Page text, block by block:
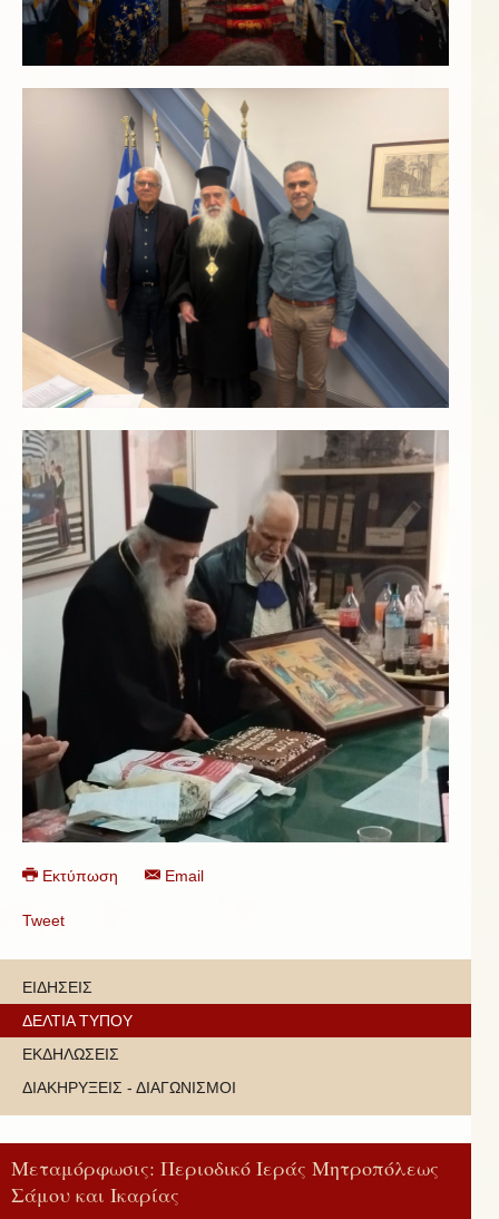
Εκτύπωση Email
Tweet
ΕΙΔΗΣΕΙΣ
ΔΕΛΤΙΑ ΤΥΠΟΥ
ΕΚΔΗΛΩΣΕΙΣ
ΔΙΑΚΗΡΥΞΕΙΣ - ΔΙΑΓΩΝΙΣΜΟΙ
Μεταμόρφωσις: Περιοδικό Ιεράς Μητροπόλεως
Σάμου και Ικαρίας